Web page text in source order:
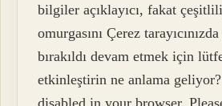
bilgiler açıklayıcı, fakat
omurgasını Çerez tarayıcınızda
bırakıldı devam etmek için
etkinleştirin ne anlama
disabled in your browser.